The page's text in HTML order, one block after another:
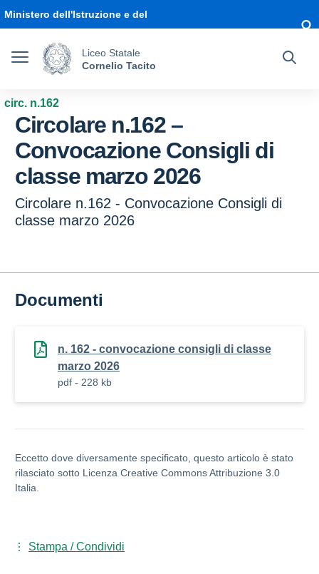
Ministero dell'Istruzione e del
Liceo Statale
Cornelio Tacito
circ. n.162
Circolare n.162 –
Convocazione Consigli di
classe marzo 2026
Circolare n.162 - Convocazione Consigli di
classe marzo 2026
Documenti
n. 162 - convocazione consigli di classe
marzo 2026
pdf - 228 kb
Eccetto dove diversamente specificato, questo articolo è stato
rilasciato sotto Licenza Creative Commons Attribuzione 3.0
Italia.
Stampa / Condividi